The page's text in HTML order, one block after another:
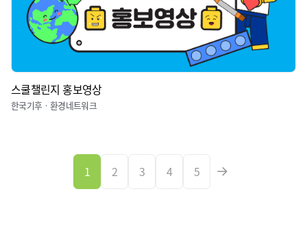
스쿨챌린지 홍보영상
한국기후ㆍ환경네트워크
1 2 3 4 5